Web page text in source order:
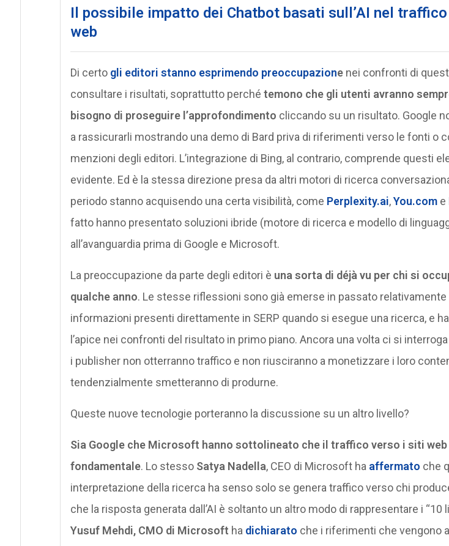
Il possibile impatto dei Chatbot basati sull’AI nel
web
Di certo gli editori stanno esprimendo preoccupazionenei confronti di
consultare i risultati, soprattutto perché temono che gli utenti avranno
bisogno di proseguire l’approfondimento cliccando su un risultato. Google
a rassicurarli mostrando una demo di Bard priva di riferimenti verso le fonti o
menzioni degli editori. L’integrazione di Bing, al contrario, comprende questi
evidente. Ed è la stessa direzione presa da altri motori di ricerca
periodo stanno acquisendo una certa visibilità, come Perplexity.ai,You.come
fatto hanno presentato soluzioni ibride (motore di ricerca e modello di
all’avanguardia prima di Google e Microsoft.
La preoccupazione da parte degli editori è una sorta di déjà vu per chi si
qualche anno. Le stesse riflessioni sono già emerse in passato
informazioni presenti direttamente in SERP quando si esegue una ricerca, e
l’apice nei confronti del risultato in primo piano. Ancora una volta ci si
i publisher non otterranno traffico e non riusciranno a monetizzare i loro
tendenzialmente smetteranno di produrne.
Queste nuove tecnologie porteranno la discussione su un altro livello?
Sia Google che Microsoft hanno sottolineato che il traffico verso i siti web
fondamentale. Lo stesso Satya Nadella, CEO di Microsoft ha affermato che
interpretazione della ricerca ha senso solo se genera traffico verso chi
che la risposta generata dall’AI è soltanto un altro modo di rappresentare i “10
Yusuf Mehdi, CMO di Microsoft ha dichiarato che i riferimenti che vengono